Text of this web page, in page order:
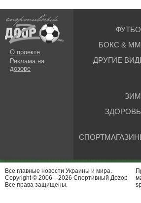
О проекте
Реклама на
дозоре
БОКС &
ДРУГИЕ
Все главные новости Украины и мира.
Copyright © 2006—2026 Спортивный Доzор
Все права защищены.